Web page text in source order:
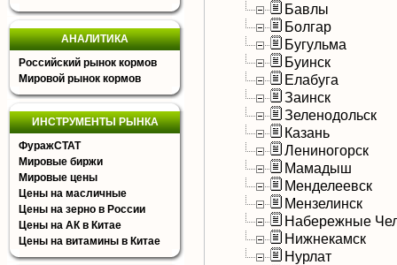
АНАЛИТИКА
Российский рынок кормов
Мировой рынок кормов
ИНСТРУМЕНТЫ РЫНКА
ФуражСТАТ
Мировые биржи
Мировые цены
Цены на масличные
Цены на зерно в России
Цены на АК в Китае
Цены на витамины в Китае
Бавлы
Болгар
Бугульма
Буинск
Елабуга
Заинск
Зеленодольск
Казань
Лениногорск
Мамадыш
Менделеевск
Мензелинск
Набережные
Нижнекамск
Нурлат